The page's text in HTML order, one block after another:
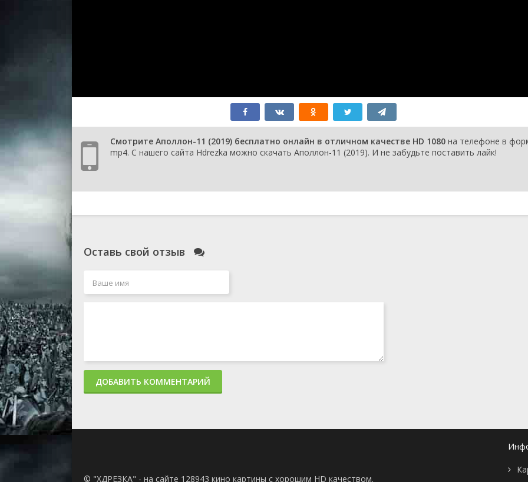
Смотрите Аполлон-11 (2019) бесплатно онлайн в отличном качестве HD 1080 на телефоне в
mp4. С нашего сайта Hdrezka можно скачать Аполлон-11 (2019). И не забудьте поставить лайк!
Оставь свой отзыв
ДОБАВИТЬ КОММЕНТАРИЙ
© "ХДРЕЗКА" - на сайте 128943 кино картины с хорошим HD качеством.